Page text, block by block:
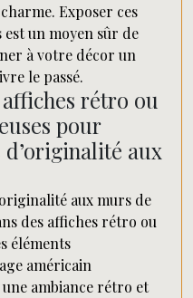
Exposer ces
est un moyen sûr de
à votre décor un
le passé.
rétro ou
pour
aux
aux murs de
des affiches rétro ou
éléments
américain
ambiance rétro et